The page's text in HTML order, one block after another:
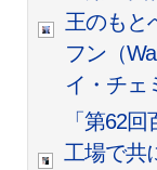
王のもと
フン（
イ・チェ
「第62
工場で共